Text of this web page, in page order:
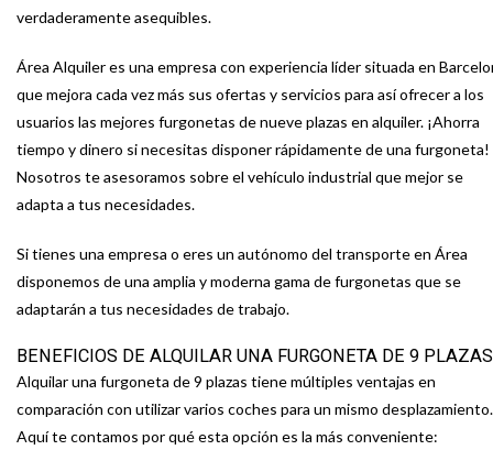
verdaderamente asequibles.
Área Alquiler es una empresa con experiencia líder situada en
que mejora cada vez más sus ofertas y servicios para así ofrecer a los
usuarios las mejores furgonetas de nueve plazas en alquiler. ¡Ahorra
tiempo y dinero si necesitas disponer rápidamente de una furgoneta!
Nosotros te asesoramos sobre el vehículo industrial que mejor se
adapta a tus necesidades.
Si tienes una empresa o eres un autónomo del transporte en Área
disponemos de una amplia y moderna gama de furgonetas que se
adaptarán a tus necesidades de trabajo.
BENEFICIOS DE ALQUILAR UNA FURGONETA DE 9 PLAZAS
Alquilar una furgoneta de 9 plazas tiene múltiples ventajas en
comparación con utilizar varios coches para un mismo desplazamiento.
Aquí te contamos por qué esta opción es la más conveniente: